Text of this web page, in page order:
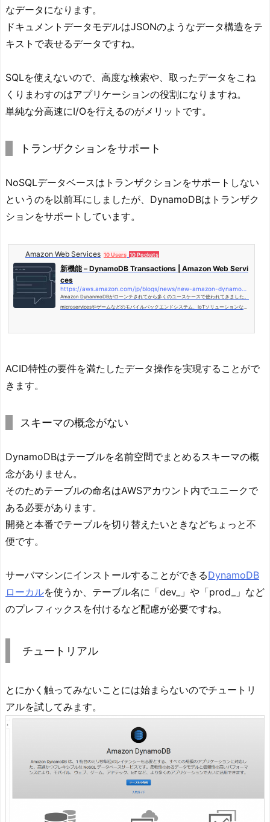
なデータになります。
ドキュメントデータモデルはJSONのようなデータ構造をテ
キストで表せるデータですね。
SQLを使えないので、高度な検索や、取ったデータをこね
くりまわすのはアプリケーションの役割になりますね。
単純な分高速にI/Oを行えるのがメリットです。
トランザクションをサポート
NoSQLデータベースはトランザクションをサポートしない
というのを以前耳にしましたが、DynamoDBはトランザク
ションをサポートしています。
Amazon Web Services 10 Users 10 Pockets
新機能 – DynamoDB Transactions | Amazon Web Servi
ces
Amazon DynanmoDBがローンチされてから多くのユースケースで使われてきました。
microservicesやゲームなどのモバイルバックエンドシステム、IoTソリューションなど
ACID特性の要件を満たしたデータ操作を実現することがで
きます。
スキーマの概念がない
DynamoDBはテーブルを名前空間でまとめるスキーマの概
念がありません。
そのためテーブルの命名はAWSアカウント内でユニークで
ある必要があります。
開発と本番でテーブルを切り替えたいときなどちょっと不
便です。
サーバマシンにインストールすることができるDynamoDB
ローカルを使うか、テーブル名に「dev_」や「prod_」など
のプレフィックスを付けるなど配慮が必要ですね。
チュートリアル
とにかく触ってみないことには始まらないのでチュートリ
アルを試してみます。